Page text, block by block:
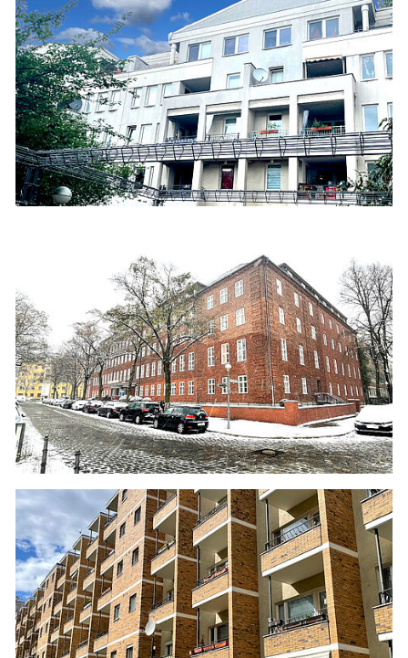
- Bestandsaufnahme
- Energieberatung
- Ausstellung Energieausweis
LIETZENBURGER STRASSE 3-9
Bestandserfassung
Erarbeitung möglicher Varianten zur Energiekosteneinsparung
ökonomischer und ökologischer Vergleich von Soll- und Ist-Zustand
…
GARTENWEG 1 IN SCHORFHEIDE
- Bestandsaufnahme
- Energieberatung
- Erarbeitung von Einzelmaßnahmen zur energetischen Sanierung
- Umstellung der Heizungsanlage